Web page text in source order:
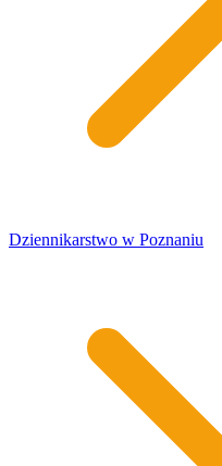
​Dziennikarstwo w Poznaniu